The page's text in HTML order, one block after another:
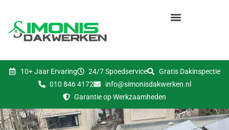
10+ Jaar Ervaring 24/7 Spoedservice
Gratis Dakinspectie
010 846 4172
info@simonisdakwerken.nl
Garantie op Werkzaamheden